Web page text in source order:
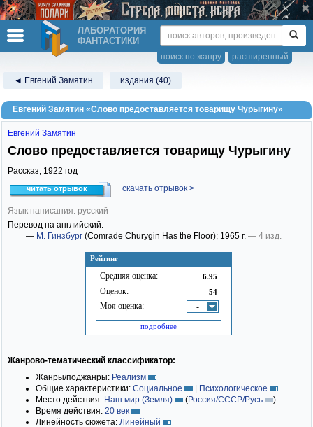
ЛАБОРАТОРИЯ
ФАНТАСТИКИ
расширенный
поиск по жанру
◄ Евгений Замятин издания (40)
Евгений Замятин «Слово предоставляется товарищу Чурыгину»
Рейтинг
Средняя оценка: 6.95
Оценок: 54
Моя оценка: -
подробнее
Евгений Замятин
Слово предоставляется товарищу Чурыгину
Рассказ, 1922 год
читать отрывок скачать отрывок >
Язык написания: русский
Перевод на английский:
— М. Гинзбург (Comrade Churygin Has the Floor); 1965 г. — 4 изд.
Жанрово-тематический классификатор:
Жанры/поджанры: Реализм
Общие характеристики: Социальное | Психологическое
Место действия: Наш мир (Земля) (Россия/СССР/Русь
)
Время действия: 20 век
Линейность сюжета: Линейный